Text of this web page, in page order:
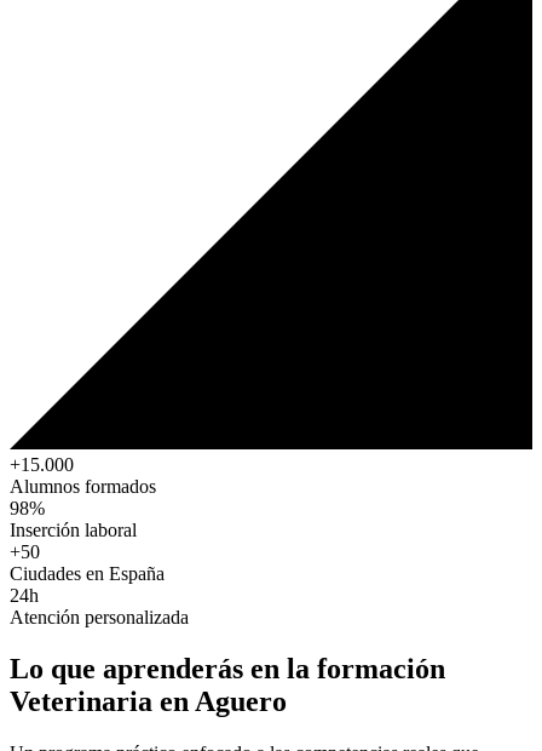
+15.000
Alumnos formados
98%
Inserción laboral
+50
Ciudades en España
24h
Atención personalizada
Lo que aprenderás en la formación
Veterinaria en Aguero